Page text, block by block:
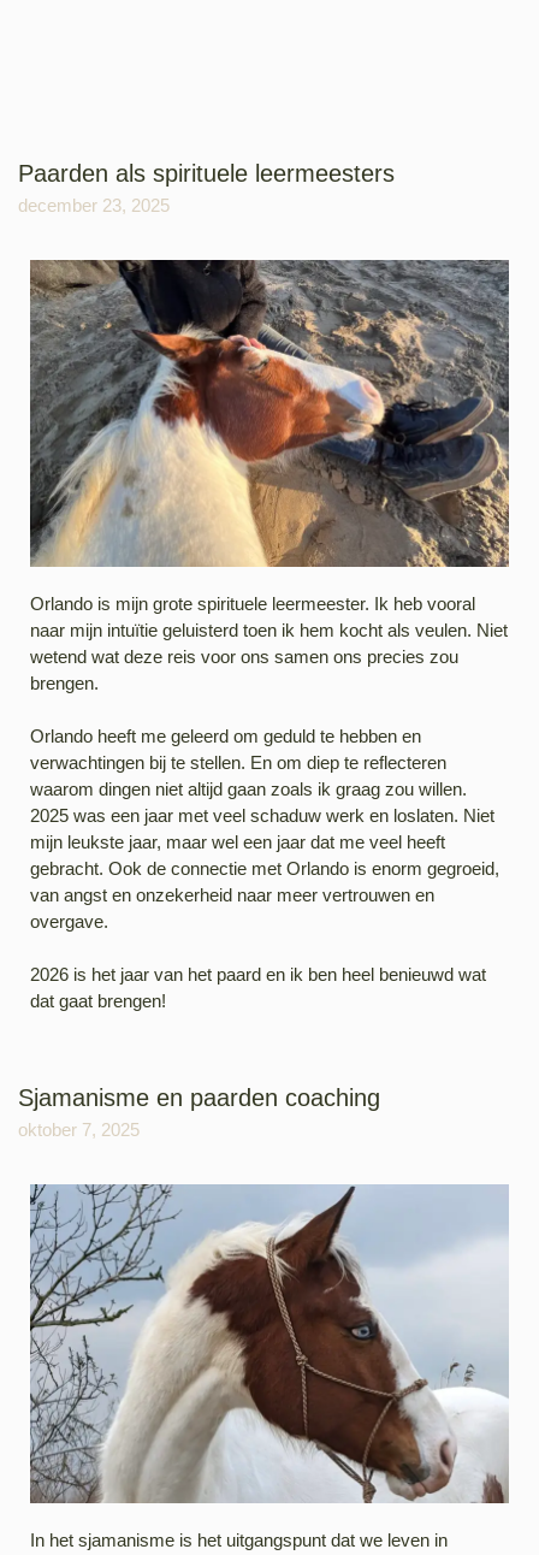
Paarden als spirituele leermeesters
december 23, 2025
Orlando is mijn grote spirituele leermeester. Ik heb vooral
naar mijn intuïtie geluisterd toen ik hem kocht als veulen. Niet
wetend wat deze reis voor ons samen ons precies zou
brengen.
Orlando heeft me geleerd om geduld te hebben en
verwachtingen bij te stellen. En om diep te reflecteren
waarom dingen niet altijd gaan zoals ik graag zou willen.
2025 was een jaar met veel schaduw werk en loslaten. Niet
mijn leukste jaar, maar wel een jaar dat me veel heeft
gebracht. Ook de connectie met Orlando is enorm gegroeid,
van angst en onzekerheid naar meer vertrouwen en
overgave.
2026 is het jaar van het paard en ik ben heel benieuwd wat
dat gaat brengen!
Sjamanisme en paarden coaching
oktober 7, 2025
In het sjamanisme is het uitgangspunt dat we leven in